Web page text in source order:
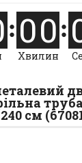
00
Хвилин
см